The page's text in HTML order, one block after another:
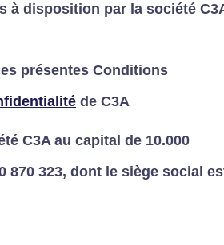
à disposition par la société
présentes Conditions
de C3A
C3A au capital de 10.000
870 323, dont le siège social